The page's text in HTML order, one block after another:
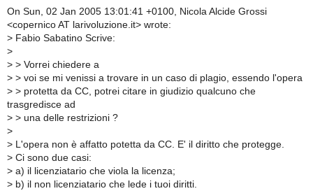
On Sun, 02 Jan 2005 13:01:41 +0100, Nicola Alcide Grossi
<copernico AT larivoluzione.it> wrote:
> Fabio Sabatino Scrive:
>
> > Vorrei chiedere a
> > voi se mi venissi a trovare in un caso di plagio, essendo l'opera
> > protetta da CC, potrei citare in giudizio qualcuno che
trasgredisce ad
> > una delle restrizioni ?
>
> L'opera non è affatto potetta da CC. E' il diritto che protegge.
> Ci sono due casi:
> a) il licenziatario che viola la licenza;
> b) il non licenziatario che lede i tuoi diritti.